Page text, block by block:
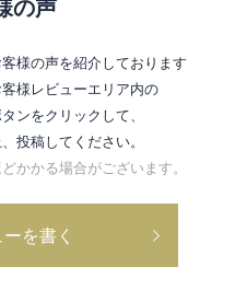
の声
様の声を紹介しております
様レビューエリア内の
ンをクリックして、
投稿してください。
かかる場合がございます。
を書く